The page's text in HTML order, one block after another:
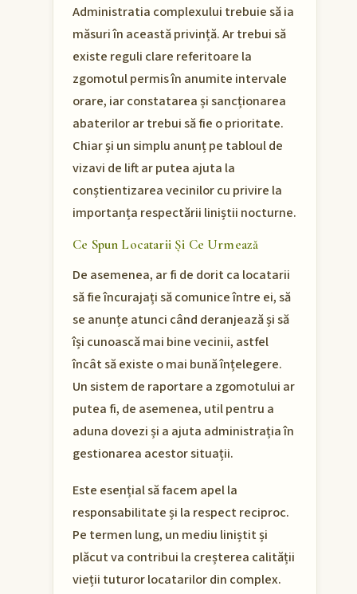
Administratia complexului trebuie să ia
măsuri în această privință. Ar trebui să
existe reguli clare referitoare la
zgomotul permis în anumite intervale
orare, iar constatarea și sancționarea
abaterilor ar trebui să fie o prioritate.
Chiar și un simplu anunț pe tabloul de
vizavi de lift ar putea ajuta la
conștientizarea vecinilor cu privire la
importanța respectării liniștii nocturne.
Ce Spun Locatarii Și Ce Urmează
De asemenea, ar fi de dorit ca locatarii
să fie încurajați să comunice între ei, să
se anunțe atunci când deranjează și să
își cunoască mai bine vecinii, astfel
încât să existe o mai bună înțelegere.
Un sistem de raportare a zgomotului ar
putea fi, de asemenea, util pentru a
aduna dovezi și a ajuta administrația în
gestionarea acestor situații.
Este esențial să facem apel la
responsabilitate și la respect reciproc.
Pe termen lung, un mediu liniștit și
plăcut va contribui la creșterea calității
vieții tuturor locatarilor din complex.